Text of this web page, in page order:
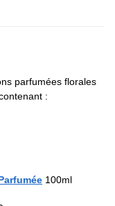
parfumées florales
:
100ml